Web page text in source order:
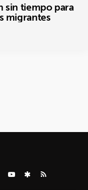
sin tiempo para
migrantes